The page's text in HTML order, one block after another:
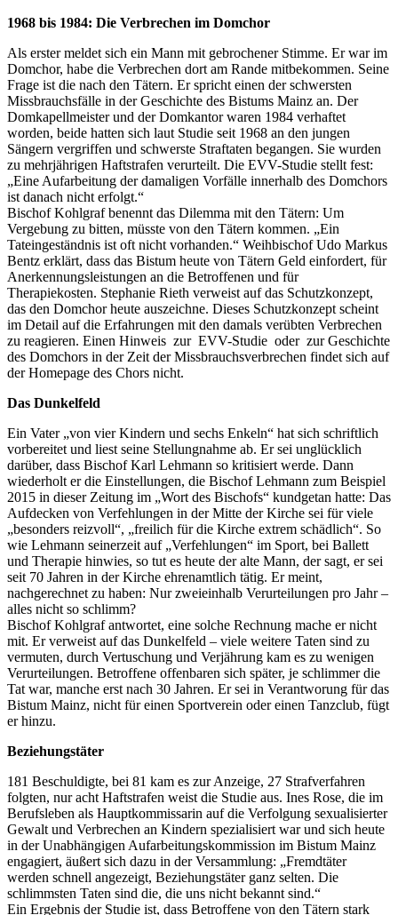
1968 bis 1984: Die Verbrechen im Domchor
Als erster meldet sich ein Mann mit gebrochener Stimme. Er war im
Domchor, habe die Verbrechen dort am Rande mitbekommen. Seine
Frage ist die nach den Tätern. Er spricht einen der schwersten
Missbrauchsfälle in der Geschichte des Bistums Mainz an. Der
Domkapellmeister und der Domkantor waren 1984 verhaftet
worden, beide hatten sich laut Studie seit 1968 an den jungen
Sängern vergriffen und schwerste Straftaten begangen. Sie wurden
zu mehrjährigen Haftstrafen verurteilt. Die EVV-Studie stellt fest:
„Eine Aufarbeitung der damaligen Vorfälle innerhalb des Domchors
ist danach nicht erfolgt.“
Bischof Kohlgraf benennt das Dilemma mit den Tätern: Um
Vergebung zu bitten, müsste von den Tätern kommen. „Ein
Tateingeständnis ist oft nicht vorhanden.“ Weihbischof Udo Markus
Bentz erklärt, dass das Bistum heute von Tätern Geld einfordert, für
Anerkennungsleistungen an die Betroffenen und für
Therapiekosten. Stephanie Rieth verweist auf das Schutzkonzept,
das den Domchor heute auszeichne. Dieses Schutzkonzept scheint
im Detail auf die Erfahrungen mit den damals verübten Verbrechen
zu reagieren. Einen Hinweis zur EVV-Studie oder zur Geschichte
des Domchors in der Zeit der Missbrauchsverbrechen findet sich auf
der Homepage des Chors nicht.
Das Dunkelfeld
Ein Vater „von vier Kindern und sechs Enkeln“ hat sich schriftlich
vorbereitet und liest seine Stellungnahme ab. Er sei unglücklich
darüber, dass Bischof Karl Lehmann so kritisiert werde. Dann
wiederholt er die Einstellungen, die Bischof Lehmann zum Beispiel
2015 in dieser Zeitung im „Wort des Bischofs“ kundgetan hatte: Das
Aufdecken von Verfehlungen in der Mitte der Kirche sei für viele
„besonders reizvoll“, „freilich für die Kirche extrem schädlich“. So
wie Lehmann seinerzeit auf „Verfehlungen“ im Sport, bei Ballett
und Therapie hinwies, so tut es heute der alte Mann, der sagt, er sei
seit 70 Jahren in der Kirche ehrenamtlich tätig. Er meint,
nachgerechnet zu haben: Nur zweieinhalb Verurteilungen pro Jahr –
alles nicht so schlimm?
Bischof Kohlgraf antwortet, eine solche Rechnung mache er nicht
mit. Er verweist auf das Dunkelfeld – viele weitere Taten sind zu
vermuten, durch Vertuschung und Verjährung kam es zu wenigen
Verurteilungen. Betroffene offenbaren sich später, je schlimmer die
Tat war, manche erst nach 30 Jahren. Er sei in Verantworung für das
Bistum Mainz, nicht für einen Sportverein oder einen Tanzclub, fügt
er hinzu.
Beziehungstäter
181 Beschuldigte, bei 81 kam es zur Anzeige, 27 Strafverfahren
folgten, nur acht Haftstrafen weist die Studie aus. Ines Rose, die im
Berufsleben als Hauptkommissarin auf die Verfolgung sexualisierter
Gewalt und Verbrechen an Kindern spezialisiert war und sich heute
in der Unabhängigen Aufarbeitungskommission im Bistum Mainz
engagiert, äußert sich dazu in der Versammlung: „Fremdtäter
werden schnell angezeigt, Beziehungstäter ganz selten. Die
schlimmsten Taten sind die, die uns nicht bekannt sind.“
Ein Ergebnis der Studie ist, dass Betroffene von den Tätern stark